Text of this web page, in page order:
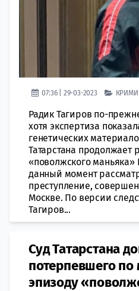
07:36 | 29-03-2023
Радик Тагиров по-
хотя экспертиза
генетических
Татарстана продолжает
«поволжского маньяка»
данный момент
преступление,
Москве. По версии
Тагиров...
Суд Татарстана
потерпевшего
эпизоду